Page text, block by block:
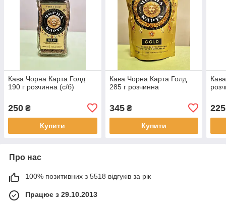
Кава Чорна Карта Голд
190 г розчинна (с/б)
250 ₴
Купити
Кава Чорна Карта Голд
285 г розчинна
345₴
Купити
225
Про нас
100% позитивних з 5518 відгуків за рік
Працює з 29.10.2013